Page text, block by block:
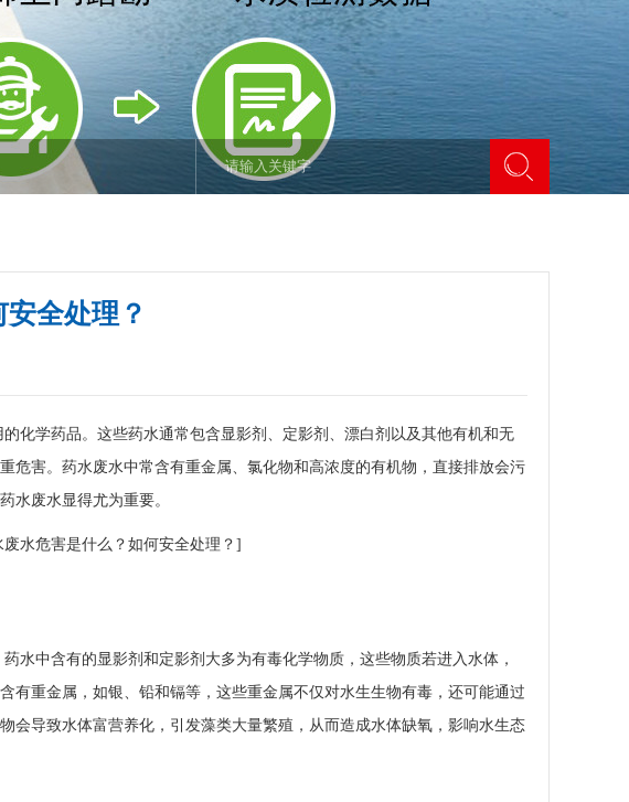
全处理？
化学药品。这些药水通常包含显影剂、定影剂、漂白剂以及其他有机和无
危害。药水废水中常含有重金属、氯化物和高浓度的有机物，直接排放会污
水废水显得尤为重要。
水中含有的显影剂和定影剂大多为有毒化学物质，这些物质若进入水体，
有重金属，如银、铅和镉等，这些重金属不仅对水生生物有毒，还可能通过
会导致水体富营养化，引发藻类大量繁殖，从而造成水体缺氧，影响水生态